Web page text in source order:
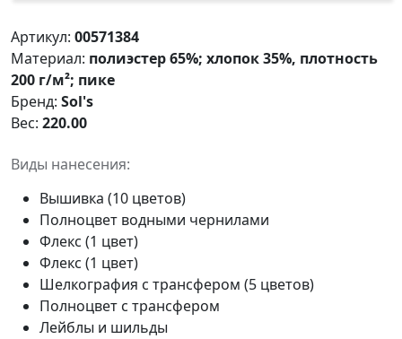
Артикул: 00571384
Материал: полиэстер 65%; хлопок 35%, плотность
200 г/м²; пике
Бренд: Sol's
Вес: 220.00
Виды нанесения:
Вышивка (10 цветов)
Полноцвет водными чернилами
Флекс (1 цвет)
Флекс (1 цвет)
Шелкография с трансфером (5 цветов)
Полноцвет с трансфером
Лейблы и шильды